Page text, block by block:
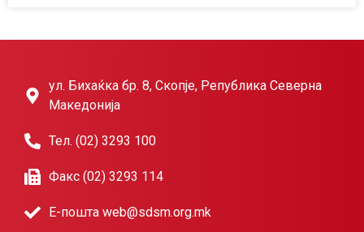
ул. Бихаќка бр. 8, Скопје, Република Северна
Македонија
Тел. (02) 3293 100
Факс (02) 3293 114
Е-пошта web@sdsm.org.mk